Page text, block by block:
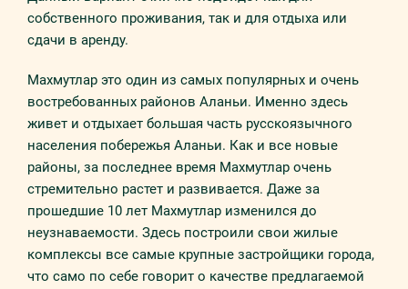
собственного проживания, так и для отдыха или
сдачи в аренду.
Махмутлар это один из самых популярных и очень
востребованных районов Аланьи. Именно здесь
живет и отдыхает большая часть русскоязычного
населения побережья Аланьи. Как и все новые
районы, за последнее время Махмутлар очень
стремительно растет и развивается. Даже за
прошедшие 10 лет Махмутлар изменился до
неузнаваемости. Здесь построили свои жилые
комплексы все самые крупные застройщики города,
что само по себе говорит о качестве предлагаемой